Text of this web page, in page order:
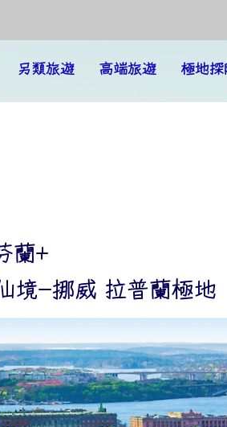
另類旅遊 高端旅遊 極地探
蘭+
境-挪威 拉普蘭極地